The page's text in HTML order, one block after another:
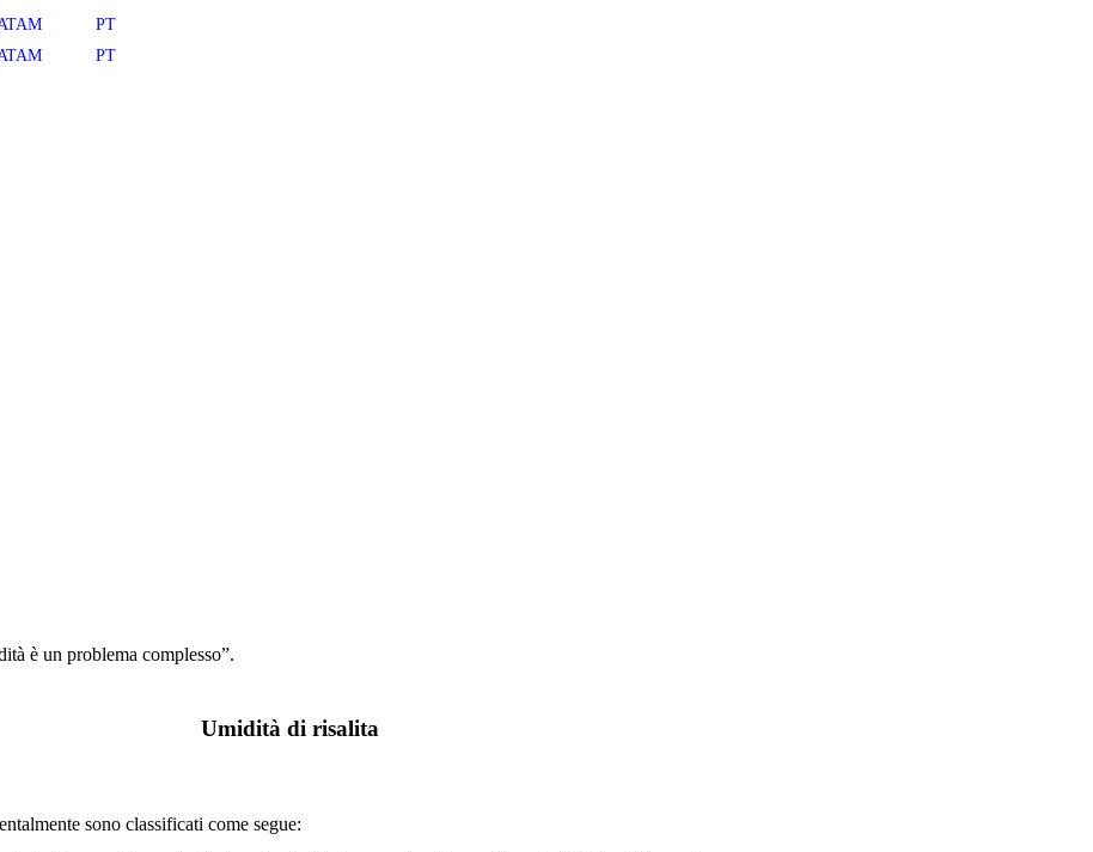
PT
PT
è un problema complesso”.
Umidità di risalita
sono classificati come segue: